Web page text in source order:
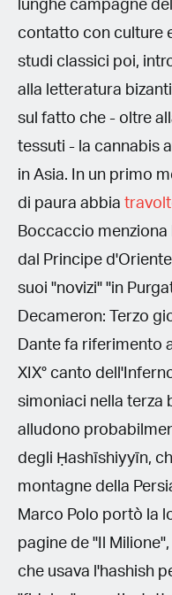
lunghe campagne
contatto con culture
studi classici poi,
alla letteratura
sul fatto che - oltre
tessuti - la cannabis
in Asia. In un primo
di paura abbia
Boccaccio
dal Principe
suoi "novizi" "in
Decameron: Terzo
Dante fa riferimento
XIX° canto
simoniaci nella terza
alludono
degli Ḥashīshiyyīn,
montagne della
Marco Polo portò la
pagine de "Il
che usava l'hashish